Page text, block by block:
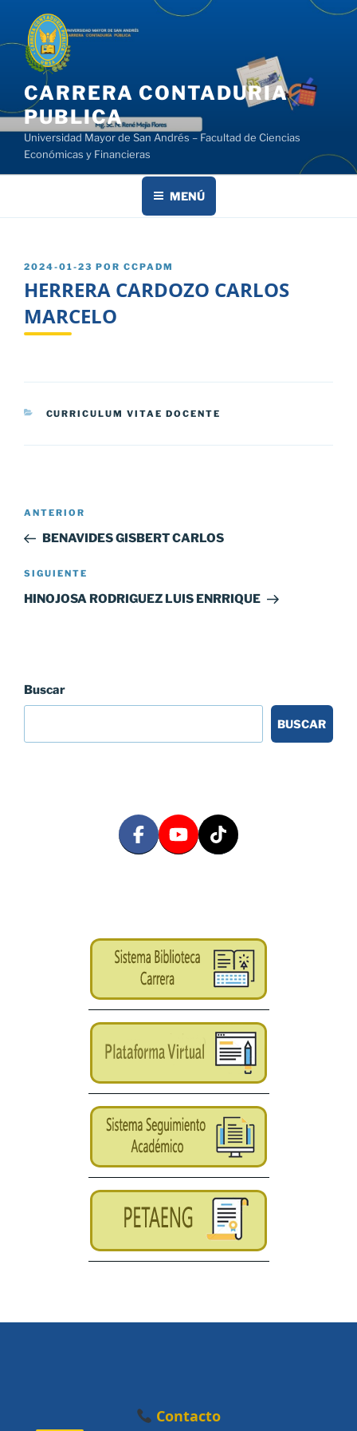
contenido
CARRERA CONTADURIA
PUBLICA
Universidad Mayor de San Andrés – Facultad de Ciencias
Económicas y Financieras
MENÚ
PUBLICADO
2024-01-23 POR CCPADM
HERRERA CARDOZO CARLOS
MARCELO
CATEGORÍAS
CURRICULUM VITAE DOCENTE
Navegación
entradas
Entrada
anterior:
ANTERIOR
BENAVIDES GISBERT CARLOS
Siguiente
entrada
SIGUIENTE
HINOJOSA RODRIGUEZ LUIS ENRRIQUE
Buscar
BUSCAR
Contacto